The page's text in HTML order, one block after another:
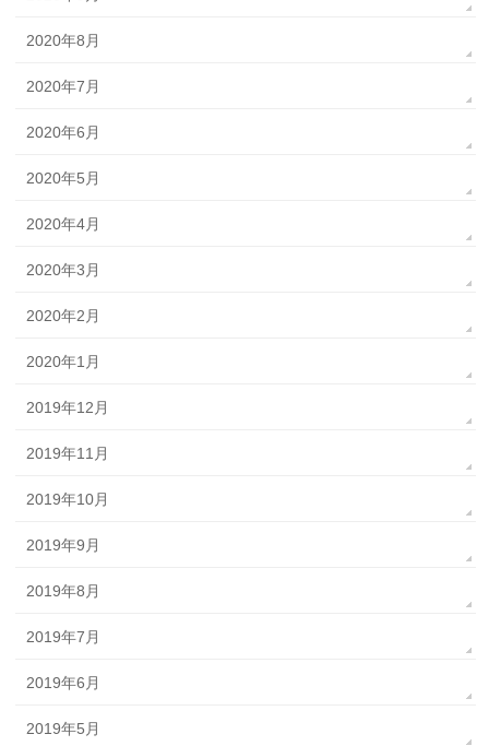
2020年8月
2020年7月
2020年6月
2020年5月
2020年4月
2020年3月
2020年2月
2020年1月
2019年12月
2019年11月
2019年10月
2019年9月
2019年8月
2019年7月
2019年6月
2019年5月